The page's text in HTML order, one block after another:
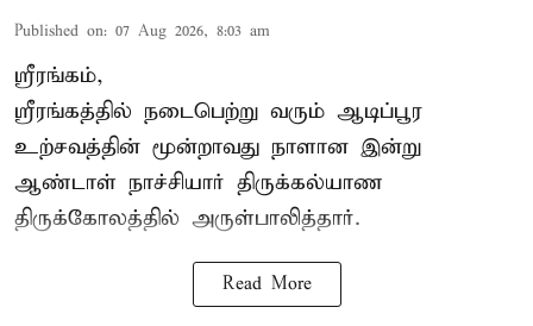
Published on: 07 Aug 2026, 8:03 am
ஸ்ரீரங்கம்,
ஸ்ரீரங்கத்தில் நடைபெற்று வரும் ஆடிப்பூர
உற்சவத்தின் மூன்றாவது நாளான இன்று
ஆண்டாள் நாச்சியார் திருக்கல்யாண
திருக்கோலத்தில் அருள்பாலித்தார்.
Read More